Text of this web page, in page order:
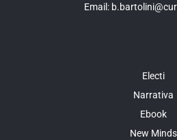
Email:
Electi
Narrativa
Ebook
New Minds